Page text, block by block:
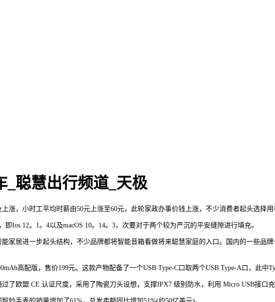
_聪慧出行频道_天极
，小时工平均时薪由50元上涨至60元，此轮家政办事价钱上涨，不少消费者起头选择用
12。1。4以及macOS 10。14。3，次要对于两个较为严沉的平安缝隙进行填充。
居进一步起头结构，不少品牌都将智能音箱看做将来聪慧家庭的入口。国内的一些品
高配版，售价199元。这款产物配备了一个USB Type-C口取两个USB Type-A口，此中
欧盟 CE 认证尺度，采用了陶瓷刀头设想，支撑IPX7 级别防水，利用 Micro USB接口充